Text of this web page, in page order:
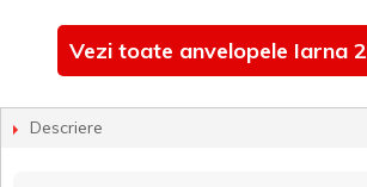
Vezi toate anvelopele Iarna
Descriere